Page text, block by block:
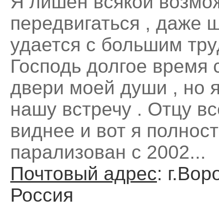
передвигаться , даже
удается с большим
Господь долгое время
двери моей души , но
нашу встречу . Отцу
виднее и вот я
парализован с 2002...
Почтовый адрес:
Россия